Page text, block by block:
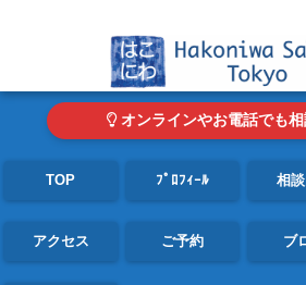
オンラインやお電話でも
TOP ﾌﾟﾛﾌｨｰﾙ 相
アクセス ご予約 ブ